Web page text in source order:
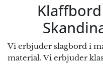
Vi erbjuder slagbord i
material. Vi erbjuder